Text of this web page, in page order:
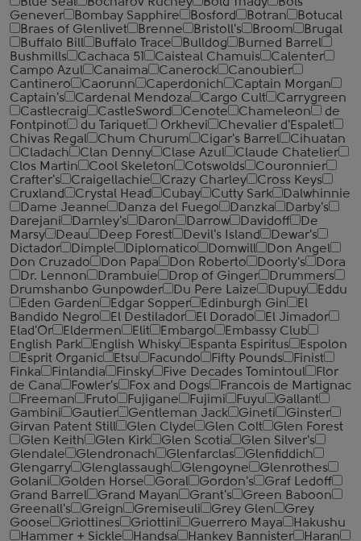
Genever
Bombay Sapphire Bosford Botran
Botucal
Braes of Glenlivet
Brenne Bristoll's Broom
Brugal
Buffalo Bill
Buffalo Trace Bulldog
Burned Barrel
Bushmills
Cachaca 51 Caisteal Chamuis
Calenter
Campo Azul
Canaima Canerock
Canoubier
Cantinero
Caorunn Caperdonich
Captain Morgan
Captain's
Cardenal Mendoza Cargo Cult
Carrygreen
Castlecraig
CastleSword Cenote Chameleon
de
Fontpinot
du Tariquet Orkhevi
Chevalier d'Espalet
Chivas Regal
Chum Churum Cigar's Barrel
Cihuatan
Cladach
Clan Denny Clase Azul
Claude Chatelier
Clos Martin
Cool Skeleton Cotswolds
Couronnier
Crafter's
Craigellachie Crazy Charley
Cross Keys
Cruxland
Crystal Head Cubay Cutty Sark
Dalwhinnie
Dame Jeanne
Danza del Fuego Danzka
Darby's
Darejani
Darnley's Daron Darrow Davidoff
De
Marsy
Deau Deep Forest Devil's Island
Dewar's
Dictador
Dimple Diplomatico Domwill
Don Angel
Don Cruzado
Don Papa Don Roberto Doorly's
Dora
Dr. Lennon
Drambuie Drop of Ginger
Drummers
Drumshanbo Gunpowder
Du Pere Laize Dupuy
Eddu
Eden Garden
Edgar Sopper Edinburgh Gin
El
Bandido Negro
El Destilador El Dorado
El Jimador
Elad'Or
Eldermen Elit Embargo
Embassy Club
English Park
English Whisky Espanta Espiritus
Espolon
Esprit Organic
Etsu Facundo Fifty Pounds
Finist
Finka
Finlandia Finsky Five Decades Tomintoul
Flor
de Cana
Fowler's Fox and Dogs
Francois de Martignac
Freeman
Fruto Fujigane Fujimi Fuyu
Gallant
Gambini
Gautier Gentleman Jack Gineti
Ginster
Girvan Patent Still
Glen Clyde Glen Colt
Glen Forest
Glen Keith
Glen Kirk Glen Scotia
Glen Silver's
Glendale
Glendronach Glenfarclas
Glenfiddich
Glengarry
Glenglassaugh Glengoyne
Glenrothes
Golani
Golden Horse Goral Gordon's
Graf Ledoff
Grand Barrel
Grand Mayan Grant's
Green Baboon
Greenall's
Greign Gremiseuli Grey Glen
Grey
Goose
Griottines Griottini Guerrero Maya
Hakushu
Hammer + Sickle
Handsa Hankey Bannister
Haran